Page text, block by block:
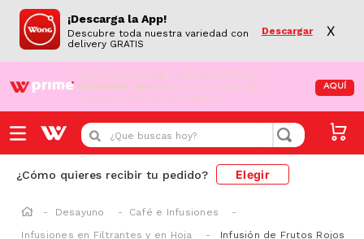
¡Descarga la App!
Descubre toda nuestra variedad con
delivery GRATIS
Descargar X
¡Aún no eres Wong Prime! Aprovecha el
DESPACHO GRATIS en tus compras de
supermercado desde S/79.90
AQUÍ
¿Que buscas hoy?
¿Cómo quieres recibir tu pedido? Elegir
Desayuno
Café e Infusiones
Infusiones en Filtrantes y en Hoja
Infusión de Frutos Rojos